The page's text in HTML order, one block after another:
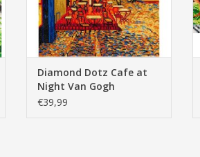
Diamond Dotz Cafe at
Night Van Gogh
€39,99